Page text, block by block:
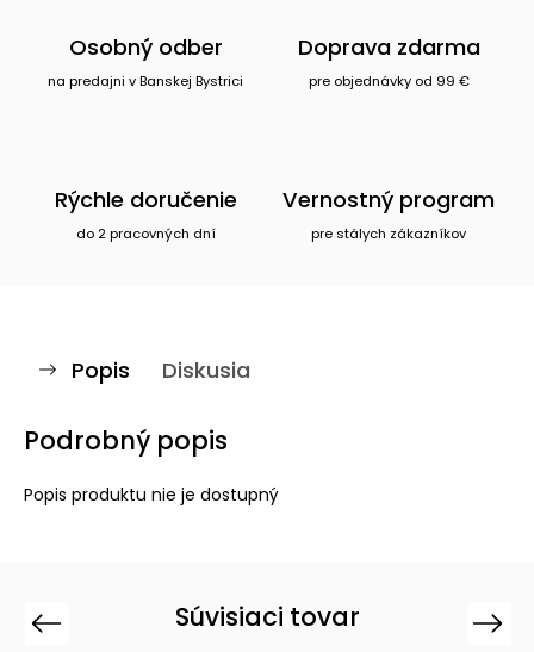
Osobný odber
na predajni v Banskej Bystrici
Doprava zdarma
pre objednávky od 99 €
Rýchle doručenie
do 2 pracovných dní
Vernostný program
pre stálych zákazníkov
Popis Diskusia
Podrobný popis
Popis produktu nie je dostupný
Súvisiaci tovar
Previous Next